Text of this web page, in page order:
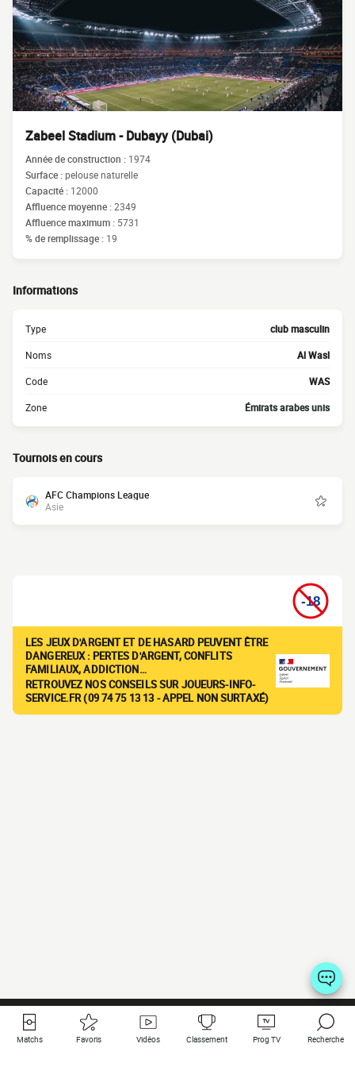
Zabeel Stadium - Dubayy (Dubai)
Année de construction : 1974
Surface :pelouse naturelle
Capacité : 12000
Affluence moyenne :2349
Affluence maximum : 5731
% de remplissage : 19
Informations
Type club masculin
Noms Al Wasl
Code WAS
Zone Émirats arabes unis
Tournois en cours
AFC Champions League
Asie
LES JEUX D'ARGENT ET DE HASARD PEUVENT ÊTRE
DANGEREUX : PERTES D'ARGENT, CONFLITS
FAMILIAUX, ADDICTION…
RETROUVEZ NOS CONSEILS SUR JOUEURS-INFO-
SERVICE.FR (09 74 75 13 13 - APPEL NON SURTAXÉ)
Matchs Favoris Vidéos Classement Prog TV Recherche